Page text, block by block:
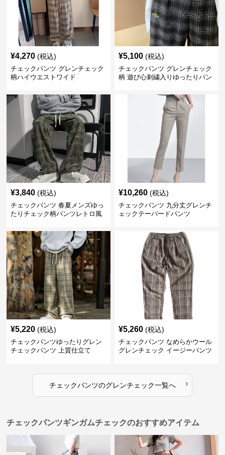
¥4,270 (税込)
チェックパンツ グレンチェック
柄ハイウエストワイド
¥5,100 (税込)
チェックパンツ グレンチェック
柄 遊び心刺繍入りゆったりパン
¥3,840 (税込)
チェックパンツ 春夏メンズゆっ
たりチェック柄パンツレトロ風
¥10,260 (税込)
チェックパンツ 九分丈グレンチ
ェックテーパードパンツ
¥5,220 (税込)
チェックパンツゆったりグレン
チェックパンツ 上質仕立て
¥5,260 (税込)
チェックパンツ なめらかウール
グレンチェック イージーパンツ
チェックパンツのグレンチェック一覧へ ›
チェックパンツギンガムチェックのおすすめアイテム